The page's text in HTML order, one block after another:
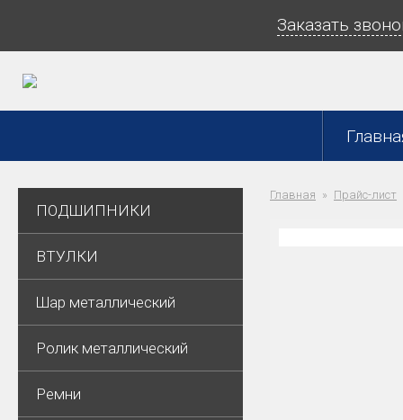
Заказать
ПОДШИПНИКИ
ВТУЛКИ
Шар металлический
Ролик металлический
Ремни
Главная Прайс-лист